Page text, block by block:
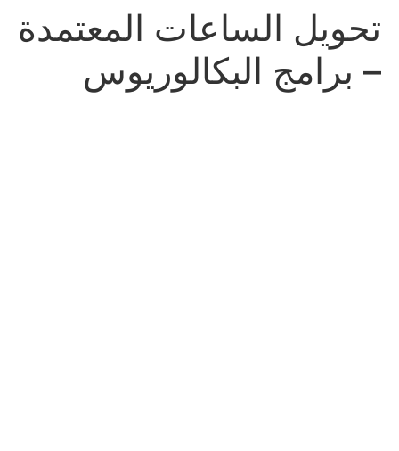
تحويل الساعات المعتمدة
– برامج البكالوريوس